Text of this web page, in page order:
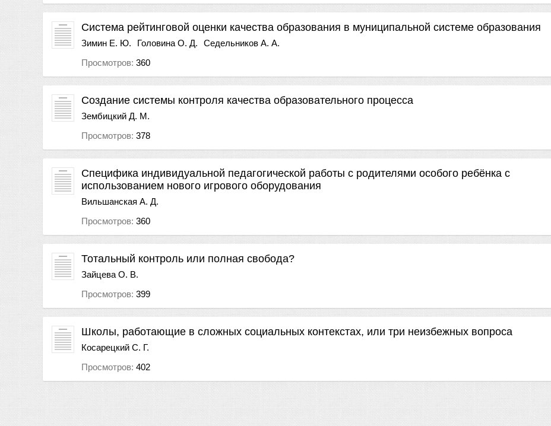
Система рейтинговой оценки качества образования в муниципальной системе образования
Зимин Е. Ю. Головина О. Д.
Седельников А. А.
Просмотров: 360
Создание системы контроля качества образовательного процесса
Зембицкий Д. М.
Просмотров: 378
Специфика индивидуальной педагогической работы с родителями особого ребёнка с
использованием нового игрового оборудования
Вильшанская А. Д.
Просмотров: 360
Тотальный контроль или полная свобода?
Зайцева О. В.
Просмотров: 399
Школы, работающие в сложных социальных контекстах, или три неизбежных вопроса
Косарецкий С. Г.
Просмотров: 402